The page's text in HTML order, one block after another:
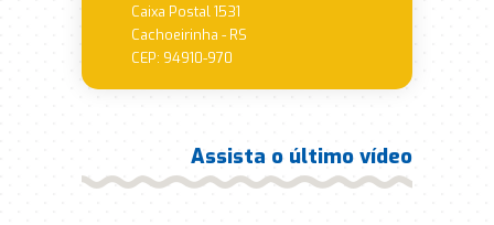
Caixa Postal 1531
Cachoeirinha - RS
CEP: 94910-970
Assista o último vídeo